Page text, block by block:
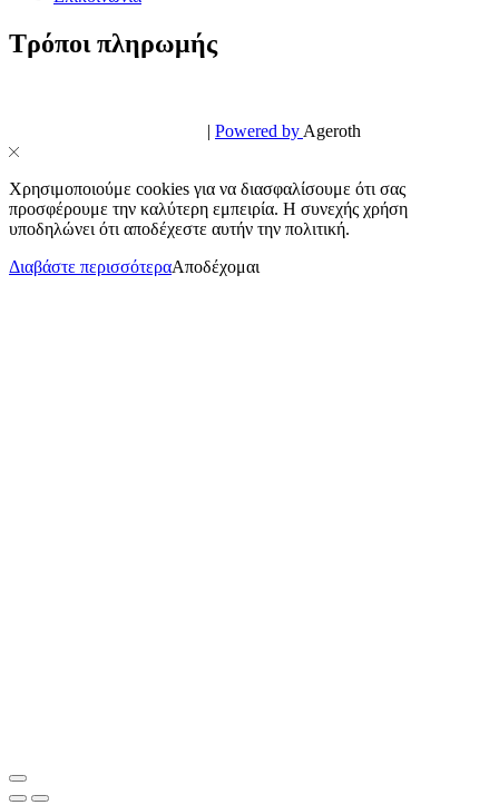
Τρόποι πληρωμής
| Powered by Ageroth
Χρησιμοποιούμε cookies για να διασφαλίσουμε ότι σας
προσφέρουμε την καλύτερη εμπειρία. Η συνεχής χρήση
υποδηλώνει ότι αποδέχεστε αυτήν την πολιτική.
Διαβάστε περισσότεραΑποδέχομαι